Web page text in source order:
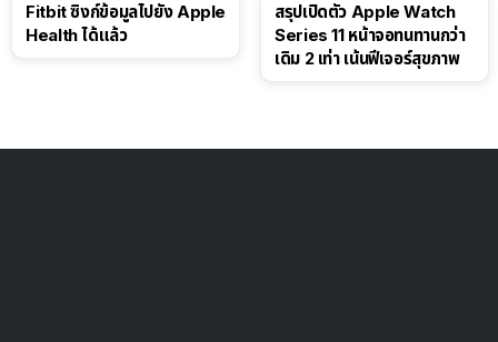
Fitbit ซิงก์ข้อมูลไปยัง Apple
Health ได้แล้ว
สรุปเปิดตัว Apple Watch
Series 11 หน้าจอทนทานกว่า
เดิม 2 เท่า เน้นฟีเจอร์สุขภาพ